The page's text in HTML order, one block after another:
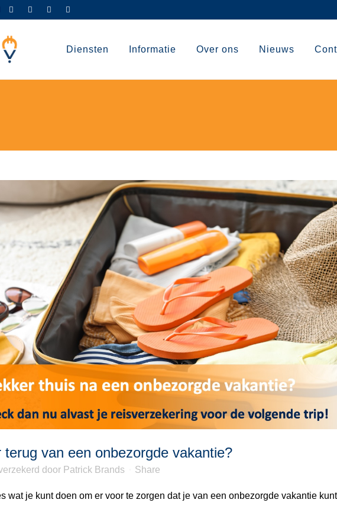
Diensten Informatie Over ons Nieuws
terug van een onbezorgde vakantie?
door Patrick Brands Share
wat je kunt doen om er voor te zorgen dat je van een onbezorgde vakantie kunt